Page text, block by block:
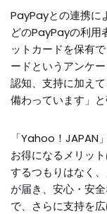
PayPayとの連携に
どのPayPayの利用
ットカードを保有
ードというアンケ
認知、支持に加え
備わっています」と
「Yahoo！JAPAN
お得になるメリッ
するつもりはなく
が届き、安心・安
で、さらに支持を